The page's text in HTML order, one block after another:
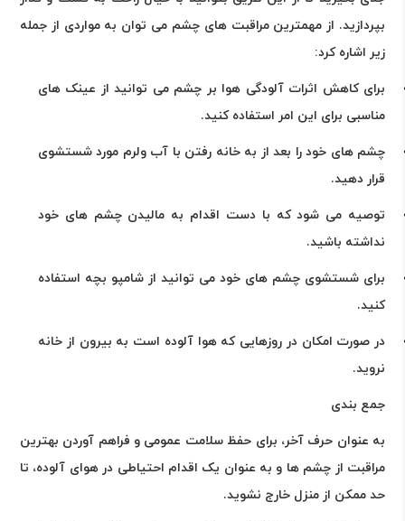
بپردازید. از مهمترین مراقبت های چشم می توان به مواردی از جمله
زیر اشاره کرد:
برای کاهش اثرات آلودگی هوا بر چشم می توانید از عینک های
مناسبی برای این امر استفاده کنید.
چشم های خود را بعد از به خانه رفتن با آب ولرم مورد شستشوی
قرار دهید.
توصیه می شود که با دست اقدام به مالیدن چشم های خود
نداشته باشید.
برای شستشوی چشم های خود می توانید از شامپو بچه استفاده
کنید.
در صورت امکان در روزهایی که هوا آلوده است به بیرون از خانه
نروید.
جمع بندی
به عنوان حرف آخر، برای حفظ سلامت عمومی و فراهم آوردن بهترین
مراقبت از چشم ها و به عنوان یک اقدام احتیاطی در هوای آلوده، تا
حد ممکن از منزل خارج نشوید.